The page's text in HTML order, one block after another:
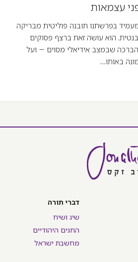
עצמאות
בפרשתנו תובנה פוליטית מבריקה
הוא עושה זאת ברצף פסוקים
שבמצב אידיאלי מסוים – ועל
באותו…
דברי תורה
שיג ושיח
החגים היהודיים
מחשבת ישראל